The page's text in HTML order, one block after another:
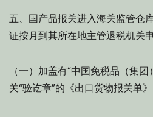
五、国产品报关进入海关监管仓
证按月到其所在地主管退税机关
（一）加盖有“中国免税品（集
关“验讫章”的《出口货物报关单